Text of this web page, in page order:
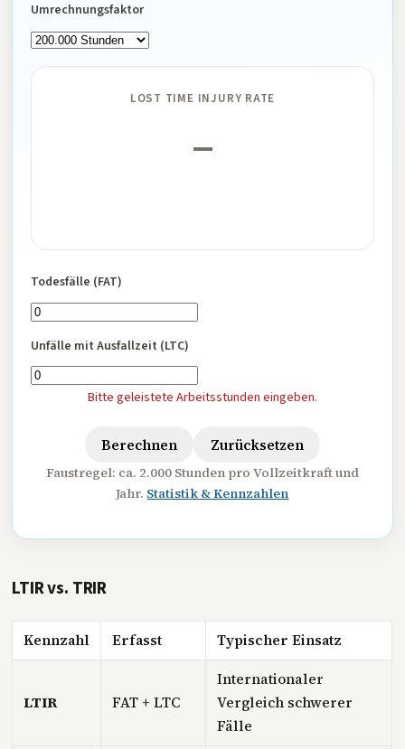
Umrechnungsfaktor
LOST TIME INJURY RATE
–
Todesfälle (FAT)
Unfälle mit Ausfallzeit (LTC)
Bitte geleistete Arbeitsstunden eingeben.
Berechnen Zurücksetzen
Faustregel: ca. 2.000 Stunden pro Vollzeitkraft und
Jahr. Statistik & Kennzahlen
LTIR vs. TRIR
Kennzahl Erfasst Typischer Einsatz
LTIR FAT + LTC
Internationaler
Vergleich schwerer
Fälle